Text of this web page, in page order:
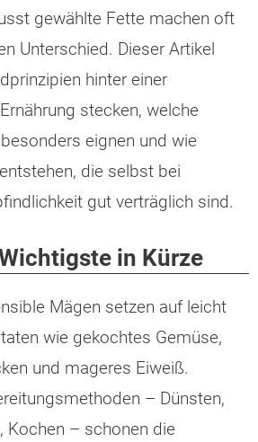
gewählte Fette machen oft
Unterschied. Dieser Artikel
hinter einer
stecken, welche
eignen und wie
die selbst bei
gut verträglich sind.
in Kürze
Mägen setzen auf leicht
wie gekochtes Gemüse,
und mageres Eiweiß.
– Dünsten,
Kochen – schonen die